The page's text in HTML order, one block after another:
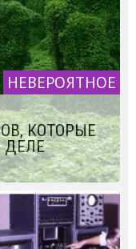
НЕВЕРОЯТНОЕ
КОТОРЫЕ
ДЕЛЕ